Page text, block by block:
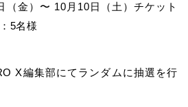
（金）〜 10月10日（土）チケット
5名様
X編集部にてランダムに抽選を行